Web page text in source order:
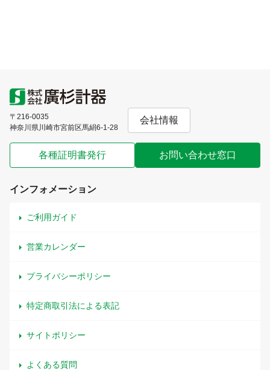
〒216-0035
神奈川県川崎市宮前区馬絹6-1-28
会社情報
各種証明書発行 お問い合わせ窓口
インフォメーション
ご利用ガイド
営業カレンダー
プライバシーポリシー
特定商取引法による表記
サイトポリシー
よくある質問